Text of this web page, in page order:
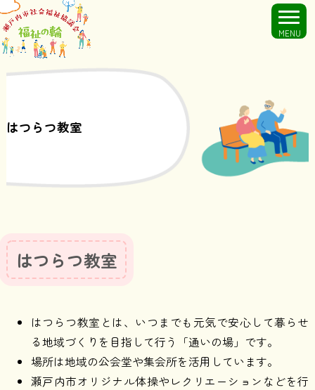
MENU
はつらつ教室
はつらつ教室
はつらつ教室とは、いつまでも元気で安心して暮らせ
る地域づくりを目指して行う「通いの場」です。
場所は地域の公会堂や集会所を活用しています。
瀬戸内市オリジナル体操やレクリエーションなどを行